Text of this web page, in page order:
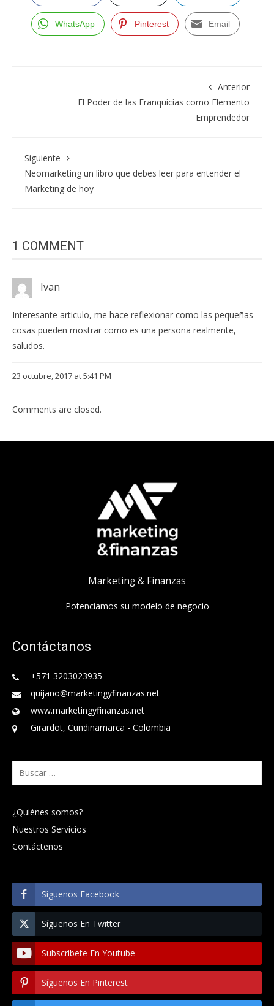
WhatsApp Pinterest Email
Anterior
El Poder de las Franquicias como Elemento
Emprendedor
Siguiente
Neomarketing un libro que debes leer para entender el
Marketing de hoy
1 COMMENT
Ivan
Interesante articulo, me hace reflexionar como las pequeñas
cosas pueden mostrar como es una persona realmente,
saludos.
23 octubre, 2017 at 5:41 PM
Comments are closed.
Marketing & Finanzas
Potenciamos su modelo de negocio
Contáctanos
+571 3203023935
quijano@marketingyfinanzas.net
www.marketingyfinanzas.net
Girardot, Cundinamarca - Colombia
Buscar:
¿Quiénes somos?
Nuestros Servicios
Contáctenos
Síguenos Facebook
Síguenos En Twitter
Subscribete En Youtube
Síguenos En Pinterest